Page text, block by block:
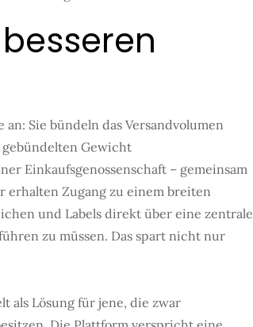
Sie bündeln das Versandvolumen
Gewicht
Einkaufsgenossenschaft – gemeinsam
Zugang zu einem breiten
und Labels direkt über eine zentrale
zu müssen. Das spart nicht nur
als Lösung für jene, die zwar